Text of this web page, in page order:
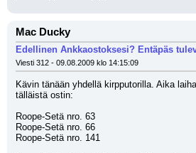
Mac Ducky
Edellinen Ankkaostoksesi? Entäpäs
Viesti 312 - 09.08.2009 klo 14:15:09
Kävin tänään yhdellä kirpputorilla. Aika
tälläistä ostin:
Roope-Setä nro. 63
Roope-Setä nro. 66
Roope-Setä nro. 141